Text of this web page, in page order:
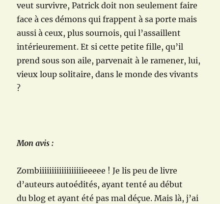
veut survivre, Patrick doit non seulement faire
face à ces démons qui frappent à sa porte mais
aussi à ceux, plus sournois, qui l’assaillent
intérieurement. Et si cette petite fille, qu’il
prend sous son aile, parvenait à le ramener, lui,
vieux loup solitaire, dans le monde des vivants
?
Mon avis :
Zombiiiiiiiiiiiiiiiiiieeeee ! Je lis peu de livre
d’auteurs autoédités, ayant tenté au début
du blog et ayant été pas mal déçue. Mais là, j’ai